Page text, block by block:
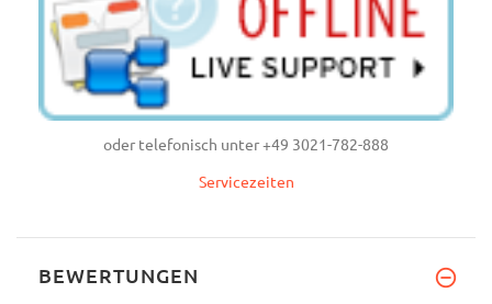
oder telefonisch unter +49 3021-782-888
Servicezeiten
BEWERTUNGEN